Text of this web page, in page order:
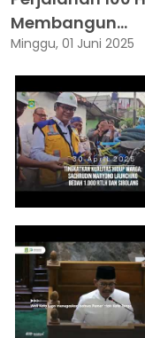
Membangun...
Minggu, 01 Juni 2025